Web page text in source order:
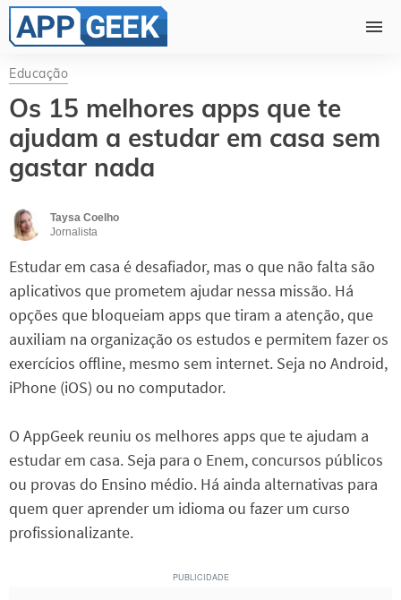
Educação
Os 15 melhores apps que te
ajudam a estudar em casa sem
gastar nada
Taysa Coelho
Jornalista
Estudar em casa é desafiador, mas o que não falta são
aplicativos que prometem ajudar nessa missão. Há
opções que bloqueiam apps que tiram a atenção, que
auxiliam na organização os estudos e permitem fazer os
exercícios offline, mesmo sem internet. Seja no Android,
iPhone (iOS) ou no computador.
O AppGeek reuniu os melhores apps que te ajudam a
estudar em casa. Seja para o Enem, concursos públicos
ou provas do Ensino médio. Há ainda alternativas para
quem quer aprender um idioma ou fazer um curso
profissionalizante.